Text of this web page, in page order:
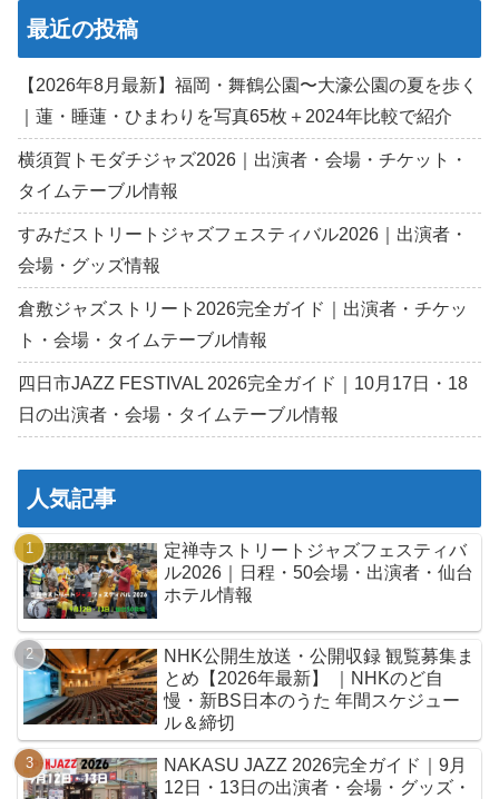
最近の投稿
【2026年8月最新】福岡・舞鶴公園〜大濠公園の夏を歩く
｜蓮・睡蓮・ひまわりを写真65枚＋2024年比較で紹介
横須賀トモダチジャズ2026｜出演者・会場・チケット・
タイムテーブル情報
すみだストリートジャズフェスティバル2026｜出演者・
会場・グッズ情報
倉敷ジャズストリート2026完全ガイド｜出演者・チケッ
ト・会場・タイムテーブル情報
四日市JAZZ FESTIVAL 2026完全ガイド｜10月17日・18
日の出演者・会場・タイムテーブル情報
人気記事
定禅寺ストリートジャズフェスティバ
ル2026｜日程・50会場・出演者・仙台
ホテル情報
NHK公開生放送・公開収録 観覧募集ま
とめ【2026年最新】 ｜NHKのど自
慢・新BS日本のうた 年間スケジュー
ル＆締切
NAKASU JAZZ 2026完全ガイド｜9月
12日・13日の出演者・会場・グッズ・